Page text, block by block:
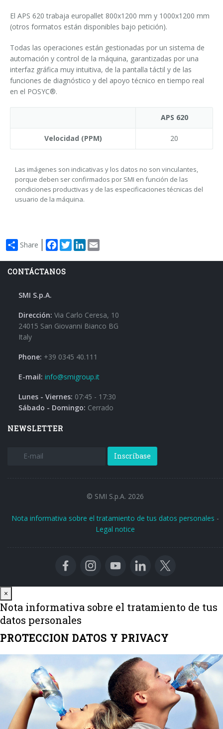
El APS 620 trabaja europallet 800x1200 mm y 1000x1200 mm
(otros formatos están disponibles bajo petición).
Todas las operaciones están gestionadas por un sistema de
automación y control de la máquina, garantizadas por una
interfaz gráfica muy intuitiva, de la pantalla táctil y de las
funciones de diagnóstico y del apoyo técnico en tiempo real
en el POSYC®.
APS 620
Velocidad (PPM) 20
Las imágenes son indicativas y los datos no son vinculantes,
porque deben ser confirmados por SMI en función de las
condiciones productivas y de las especificaciones técnicas del
usuario de la máquina.
Share Facebook
TwitterLinkedIn
CONTÁCTANOS
SMI S.p.A.
Dirección: Via Carlo Ceresa, 10
24015 San Giovanni Bianco BG
Italy
Phone: +39 0345 40.111
E-mail: info@smigroup.it
Lunes - Viernes: 07:45 - 17:30
Sábado - Domingo: Cerrado
NEWSLETTER
Inscríbase
© SMI S.p.A. 2026
Nota informativa sobre el tratamiento de tus datos personales -
Legal notice
×
Nota informativa sobre el tratamiento de tus
datos personales
PROTECCION DATOS Y PRIVACY